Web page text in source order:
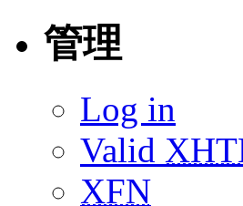
管理
Log in
Valid
XFN